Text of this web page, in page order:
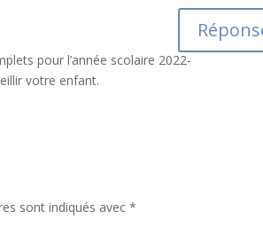
pour l’année scolaire 2022-
votre enfant.
sont indiqués avec*